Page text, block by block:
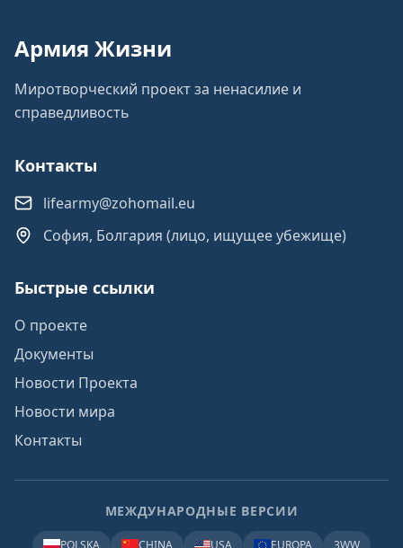
Армия Жизни
Миротворческий проект за ненасилие и
справедливость
Контакты
lifearmy@zohomail.eu
София, Болгария (лицо, ищущее убежище)
Быстрые ссылки
О проекте
Документы
Новости Проекта
Новости мира
Контакты
МЕЖДУНАРОДНЫЕ ВЕРСИИ
POLSKA CHINA USA EUROPA 3WW